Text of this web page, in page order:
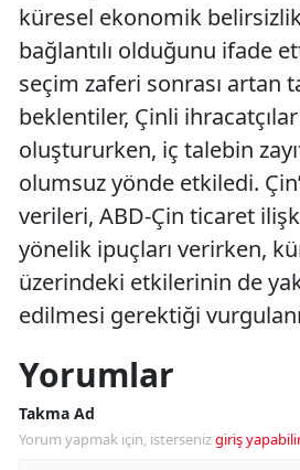
küresel ekonomik
bağlantılı olduğunu ifade
seçim zaferi sonrası artan
beklentiler, Çinli
oluştururken, iç talebin
olumsuz yönde etkiledi.
verileri, ABD-Çin ticaret
yönelik ipuçları verirken,
üzerindeki etkilerinin de
edilmesi gerektiği
Yorumlar
Takma Ad
Yorum yapmak için, istersenizgiriş